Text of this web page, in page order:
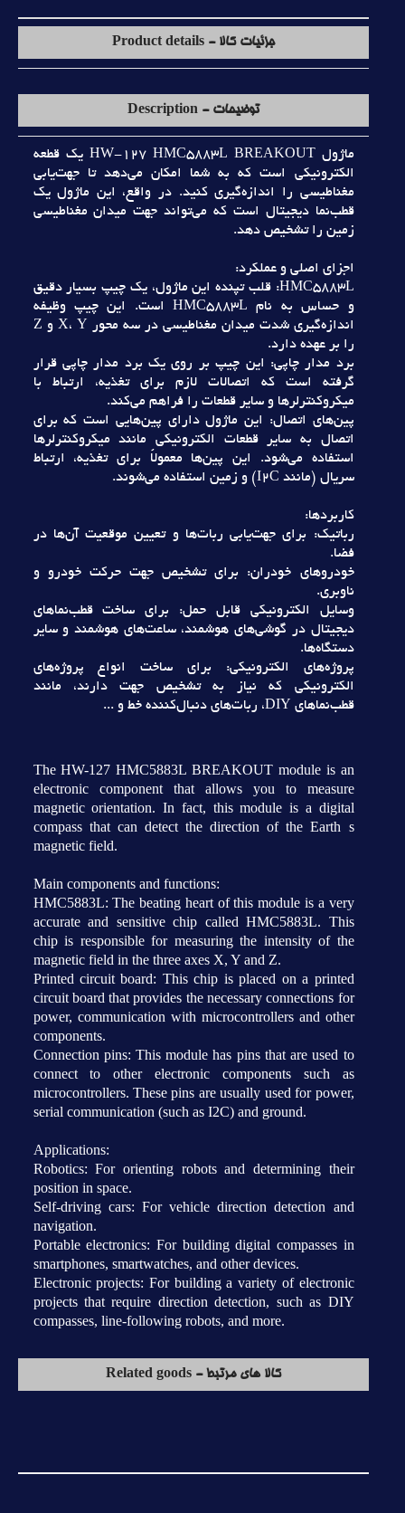
جزئیات کالا - Product details
توضیحات - Description
ماژول HW-127 HMC5883L BREAKOUT يک قطعه
الکترونيکي است که به شما امکان مي‌دهد تا جهت‌يابي
مغناطيسي را اندازه‌گيري کنيد. در واقع، اين ماژول يک
قطب‌نما ديجيتال است که مي‌تواند جهت ميدان مغناطيسي
زمين را تشخيص دهد.
اجزاي اصلي و عملکرد:
HMC5883L: قلب تپنده اين ماژول، يک چيپ بسيار دقيق
و حساس به نام HMC5883L است. اين چيپ وظيفه
اندازه‌گيري شدت ميدان مغناطيسي در سه محور X، Y و Z
را بر عهده دارد.
برد مدار چاپي: اين چيپ بر روي يک برد مدار چاپي قرار
گرفته است که اتصالات لازم براي تغذيه، ارتباط با
ميکروکنترلرها و ساير قطعات را فراهم مي‌کند.
پين‌هاي اتصال: اين ماژول داراي پين‌هايي است که براي
اتصال به ساير قطعات الکترونيکي مانند ميکروکنترلرها
استفاده مي‌شود. اين پين‌ها معمولاً براي تغذيه، ارتباط
سريال (مانند I2C) و زمين استفاده مي‌شوند.
کاربردها:
رباتيک: براي جهت‌يابي ربات‌ها و تعيين موقعيت آن‌ها در
فضا.
خودروهاي خودران: براي تشخيص جهت حرکت خودرو و
ناوبري.
وسايل الکترونيکي قابل حمل: براي ساخت قطب‌نماهاي
ديجيتال در گوشي‌هاي هوشمند، ساعت‌هاي هوشمند و ساير
دستگاه‌ها.
پروژه‌هاي الکترونيکي: براي ساخت انواع پروژه‌هاي
الکترونيکي که نياز به تشخيص جهت دارند، مانند
قطب‌نماهاي DIY، ربات‌هاي دنبال‌کننده خط و ...
The HW-127 HMC5883L BREAKOUT module is an
electronic component that allows you to measure
magnetic orientation. In fact, this module is a digital
compass that can detect the direction of the Earth s
magnetic field.
Main components and functions:
HMC5883L: The beating heart of this module is a very
accurate and sensitive chip called HMC5883L. This
chip is responsible for measuring the intensity of the
magnetic field in the three axes X, Y and Z.
Printed circuit board: This chip is placed on a printed
circuit board that provides the necessary connections for
power, communication with microcontrollers and other
components.
Connection pins: This module has pins that are used to
connect to other electronic components such as
microcontrollers. These pins are usually used for power,
serial communication (such as I2C) and ground.
Applications:
Robotics: For orienting robots and determining their
position in space.
Self-driving cars: For vehicle direction detection and
navigation.
Portable electronics: For building digital compasses in
smartphones, smartwatches, and other devices.
Electronic projects: For building a variety of electronic
projects that require direction detection, such as DIY
compasses, line-following robots, and more.
کالا های مرتبط - Related goods